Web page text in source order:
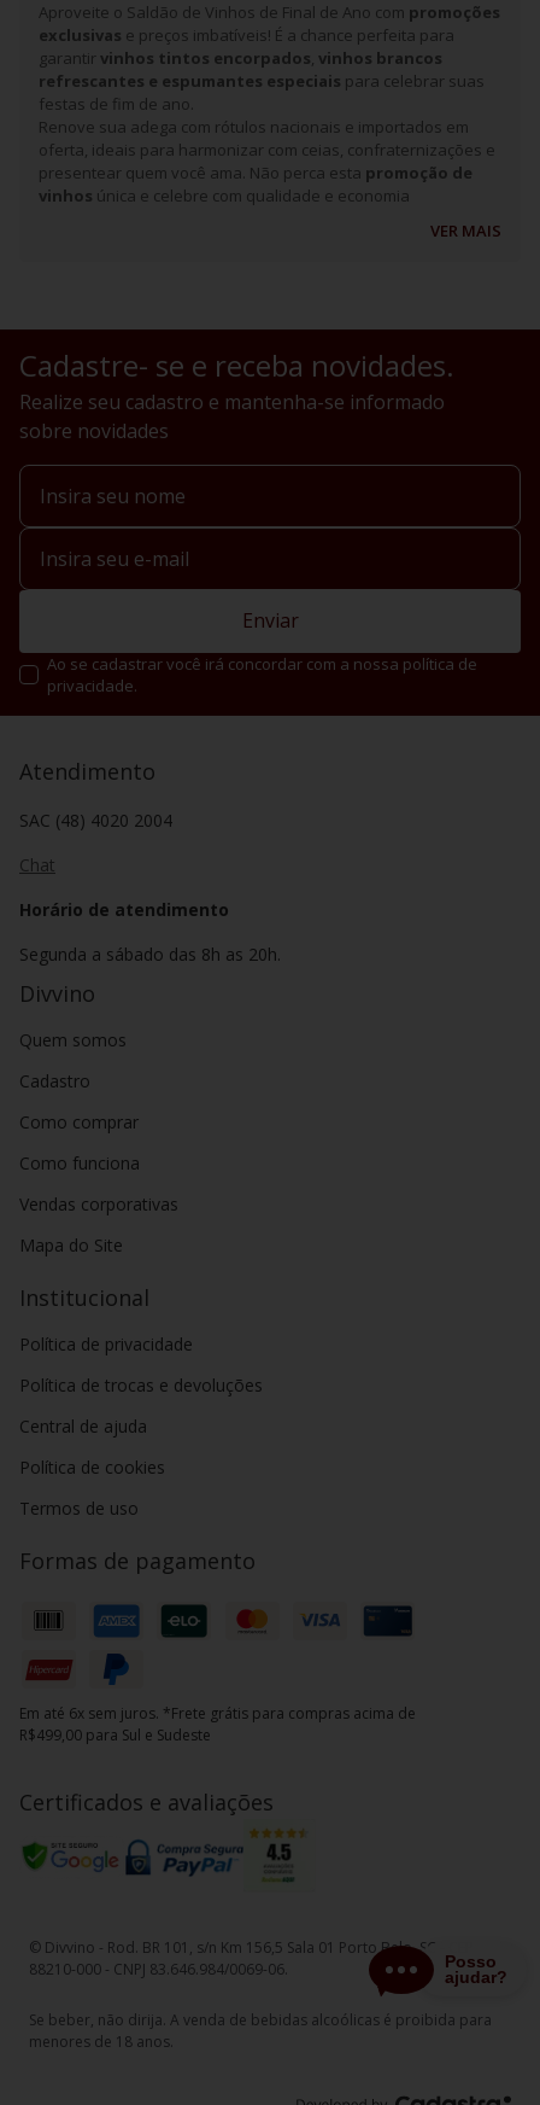
Aproveite o Saldão de Vinhos de Final de Ano com promoções
exclusivas e preços imbatíveis! É a chance perfeita para
garantir vinhos tintos encorpados, vinhos brancos
refrescantes e espumantes especiais para celebrar suas
festas de fim de ano.
Renove sua adega com rótulos nacionais e importados em
oferta, ideais para harmonizar com ceias, confraternizações e
presentear quem você ama. Não perca esta promoção de
vinhos única e celebre com qualidade e economia
VER MAIS
Cadastre- se e receba novidades.
Realize seu cadastro e mantenha-se informado
sobre novidades
Enviar
Ao se cadastrar você irá concordar com a nossa política de
privacidade.
Atendimento
SAC (48) 4020 2004
Chat
Horário de atendimento
Segunda a sábado das 8h as 20h.
Divvino
Quem somos
Cadastro
Como comprar
Como funciona
Vendas corporativas
Mapa do Site
Institucional
Política de privacidade
Política de trocas e devoluções
Central de ajuda
Política de cookies
Termos de uso
Formas de pagamento
Em até 6x sem juros. *Frete grátis para compras acima de
R$499,00 para Sul e Sudeste
Certificados e avaliações
© Divvino - Rod. BR 101, s/n Km 156,5 Sala 01 Porto Belo, SC - CEP
88210-000 - CNPJ 83.646.984/0069-06.
Se beber, não dirija. A venda de bebidas alcoólicas é proibida para
menores de 18 anos.